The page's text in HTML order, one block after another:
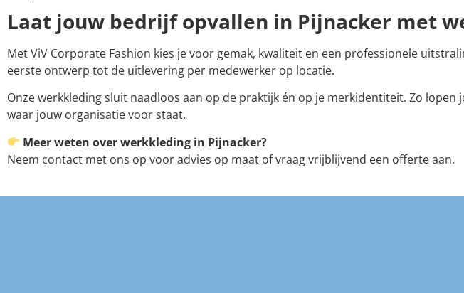
Laat jouw bedrijf opvallen in Pijnacker met
Met ViV Corporate Fashion kies je voor gemak, kwaliteit en een professionele
eerste ontwerp tot de uitlevering per medewerker op locatie.
Onze werkkleding sluit naadloos aan op de praktijk én op je merkidentiteit. Zo
waar jouw organisatie voor staat.
Meer weten over werkkleding in Pijnacker?
Neem contact met ons op voor advies op maat of vraag vrijblijvend een offerte aan.